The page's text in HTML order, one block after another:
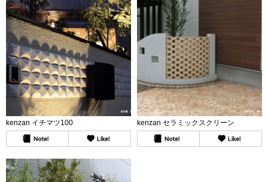
kenzan イチマツ100 kenzan セラミックスクリーン